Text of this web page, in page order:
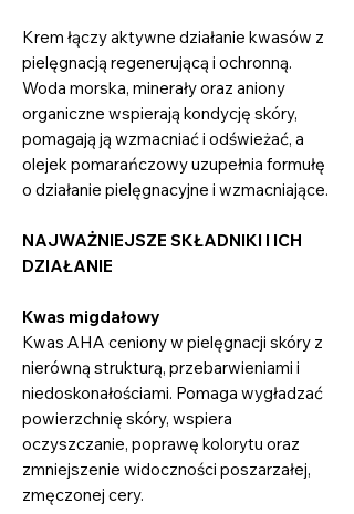
Krem łączy aktywne działanie kwasów z
pielęgnacją regenerującą i ochronną.
Woda morska, minerały oraz aniony
organiczne wspierają kondycję skóry,
pomagają ją wzmacniać i odświeżać, a
olejek pomarańczowy uzupełnia formułę
o działanie pielęgnacyjne i wzmacniające.
NAJWAŻNIEJSZE SKŁADNIKI I ICH
DZIAŁANIE
Kwas migdałowy
Kwas AHA ceniony w pielęgnacji skóry z
nierówną strukturą, przebarwieniami i
niedoskonałościami. Pomaga wygładzać
powierzchnię skóry, wspiera
oczyszczanie, poprawę kolorytu oraz
zmniejszenie widoczności poszarzałej,
zmęczonej cery.